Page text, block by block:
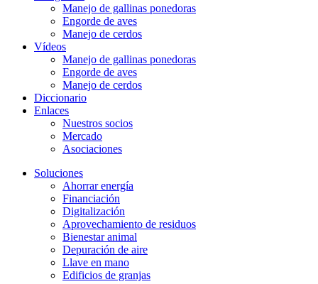
Manejo de gallinas ponedoras
Engorde de aves
Manejo de cerdos
Vídeos
Manejo de gallinas ponedoras
Engorde de aves
Manejo de cerdos
Diccionario
Enlaces
Nuestros socios
Mercado
Asociaciones
Soluciones
Ahorrar energía
Financiación
Digitalización
Aprovechamiento de residuos
Bienestar animal
Depuración de aire
Llave en mano
Edificios de granjas